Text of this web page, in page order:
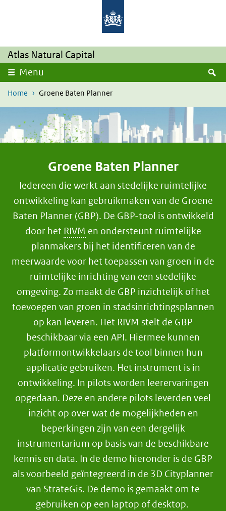
Atlas Natural Capital
Menu
Home Groene Baten Planner
Groene Baten Planner
Iedereen die werkt aan stedelijke ruimtelijke
ontwikkeling kan gebruikmaken van de Groene
Baten Planner (GBP). De GBP-tool is ontwikkeld
door het RIVM en ondersteunt ruimtelijke
planmakers bij het identificeren van de
meerwaarde voor het toepassen van groen in de
ruimtelijke inrichting van een stedelijke
omgeving. Zo maakt de GBP inzichtelijk of het
toevoegen van groen in stadsinrichtingsplannen
op kan leveren. Het RIVM stelt de GBP
beschikbaar via een API. Hiermee kunnen
platformontwikkelaars de tool binnen hun
applicatie gebruiken. Het instrument is in
ontwikkeling. In pilots worden leerervaringen
opgedaan. Deze en andere pilots leverden veel
inzicht op over wat de mogelijkheden en
beperkingen zijn van een dergelijk
instrumentarium op basis van de beschikbare
kennis en data. In de demo hieronder is de GBP
als voorbeeld geïntegreerd in de 3D Cityplanner
van StrateGis. De demo is gemaakt om te
gebruiken op een laptop of desktop.